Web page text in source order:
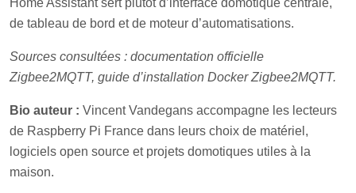
de tableau de bord et de moteur d’automatisations.
Sources consultées : documentation officielle
Zigbee2MQTT, guide d’installation Docker Zigbee2MQTT.
Bio auteur : Vincent Vandegans accompagne les lecteurs
de Raspberry Pi France dans leurs choix de matériel,
logiciels open source et projets domotiques utiles à la
maison.